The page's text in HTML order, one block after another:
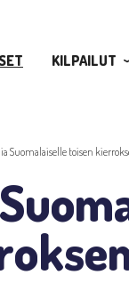
KILPAILUT
Suomalaiselle toisen